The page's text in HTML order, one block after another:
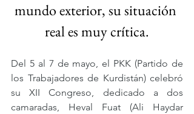
mundo exterior, su situación
real es muy crítica.
Del 5 al 7 de mayo, el PKK (Partido de
los Trabajadores de Kurdistán) celebró
su XII Congreso, dedicado a dos
camaradas, Heval Fuat (Ali Haydar